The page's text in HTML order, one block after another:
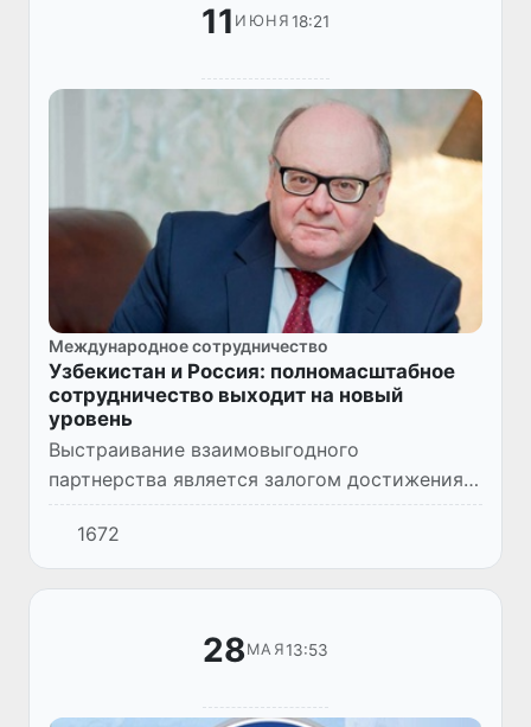
11 ИЮНЯ 18:21
Международное сотрудничество
Узбекистан и Россия: полномасштабное
сотрудничество выходит на новый
уровень
Выстраивание взаимовыгодного
партнерства является залогом достижения
поставленных целей, реализации
масштабных проектов и инициатив.
Узбекистан, избравший для себя
основополагающим...
1672
28МАЯ13:53